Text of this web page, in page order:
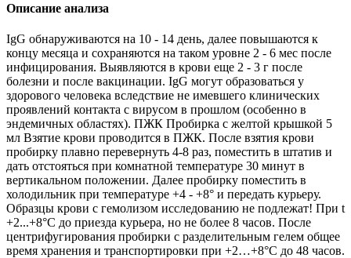
Описание анализа
IgG обнаруживаются на 10 - 14 день, далее повышаются к
концу месяца и сохраняются на таком уровне 2 - 6 мес после
инфицирования. Выявляются в крови еще 2 - 3 г после
болезни и после вакцинации. IgG могут образоваться у
здорового человека вследствие не имевшего клинических
проявлений контакта с вирусом в прошлом (особенно в
эндемичных областях). ПЖК Пробирка с желтой крышкой 5
мл Взятие крови проводится в ПЖК. После взятия крови
пробирку плавно перевернуть 4-8 раз, поместить в штатив и
дать отстояться при комнатной температуре 30 минут в
вертикальном положении. Далее пробирку поместить в
холодильник при температуре +4 - +8° и передать курьеру.
Образцы крови с гемолизом исследованию не подлежат! При t
+2...+8°С до приезда курьера, но не более 8 часов. После
центрифугирования пробирки с разделительным гелем общее
время хранения и транспортировки при +2…+8°С до 48 часов.